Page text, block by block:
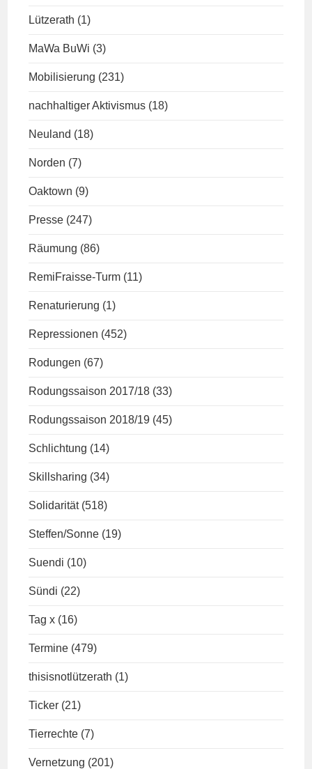
Lützerath (1)
MaWa BuWi (3)
Mobilisierung (231)
nachhaltiger Aktivismus (18)
Neuland (18)
Norden (7)
Oaktown (9)
Presse (247)
Räumung (86)
RemiFraisse-Turm (11)
Renaturierung (1)
Repressionen (452)
Rodungen (67)
Rodungssaison 2017/18 (33)
Rodungssaison 2018/19 (45)
Schlichtung (14)
Skillsharing (34)
Solidarität (518)
Steffen/Sonne (19)
Suendi (10)
Sündi (22)
Tag x (16)
Termine (479)
thisisnotlützerath (1)
Ticker (21)
Tierrechte (7)
Vernetzung (201)